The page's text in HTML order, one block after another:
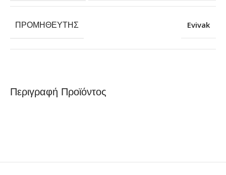
Περιγραφή Προϊόντος
ΠΡΟΜΗΘΕΥΤΉΣ Evivak